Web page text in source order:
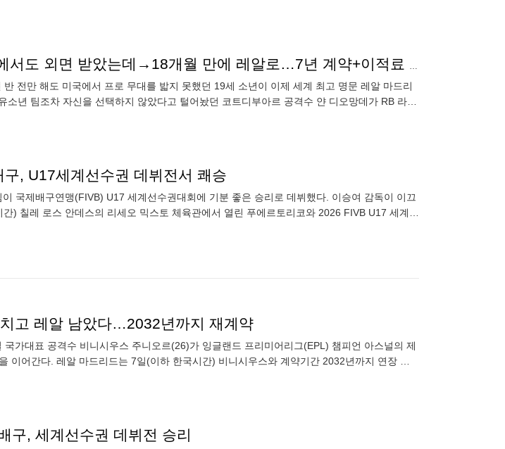
[오피셜] MLS 유소년 팀에서도 외면 받았는데→18개월 만에 레알로…7년 계약+이적료 최대 2300억, 레알 역대 2위·아프리카 1위 기록
전만 해도 미국에서 프로 무대를 밟지 못했던 19세 소년이 이제 세계 최고 명문 레알 마드리
소년 팀조차 자신을 선택하지 않았다고 털어놨던 코트디부아르 공격수 얀 디오망데가 RB 라이
구, U17세계선수권 데뷔전서 쾌승
국제배구연맹(FIVB) U17 세계선수권대회에 기분 좋은 승리로 데뷔했다. 이승여 감독이 이끄
) 칠레 로스 안데스의 리세오 믹스토 체육관에서 열린 푸에르토리코와 2026 FIVB U17 세계선
고 레알 남았다…2032년까지 재계약
가대표 공격수 비니시우스 주니오르(26)가 잉글랜드 프리미어리그(EPL) 챔피언 아스널의 제
이어간다. 레알 마드리드는 7일(이하 한국시간) 비니시우스와 계약기간 2032년까지 연장 계
구, 세계선수권 데뷔전 승리